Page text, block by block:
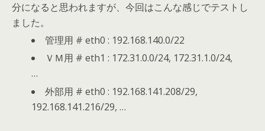
分になると思われますが、今回はこんな感じでテストし
ました。
管理用 # eth0 : 192.168.140.0/22
ＶＭ用 # eth1 : 172.31.0.0/24, 172.31.1.0/24,
…
外部用 # eth0 : 192.168.141.208/29,
192.168.141.216/29, …